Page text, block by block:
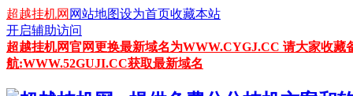
超越挂机网 网站地图设为首页收藏本站
开启辅助访问
超越挂机网官网更换最新域名为WWW.CYGJ.CC 请大家收
航:WWW.52GUJI.CC获取最新域名